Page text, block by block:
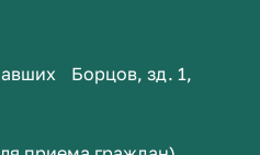
Борцов, зд. 1,